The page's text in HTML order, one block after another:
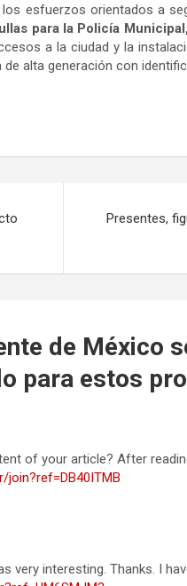
esfuerzos orientados a
para la Policía Municipal,
a la ciudad y la
alta generación con
Presentes,
de México
para estos
of your article? After
very interesting. Thanks. I